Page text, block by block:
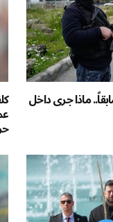
ماذا جرى داخل